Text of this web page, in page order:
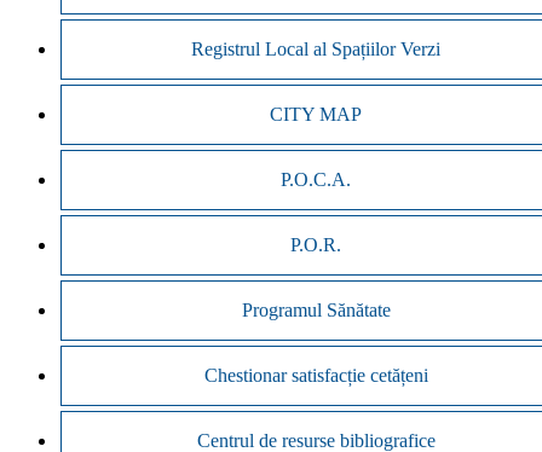
Registrul Local al Spațiilor Verzi
CITY MAP
P.O.C.A.
P.O.R.
Programul Sănătate
Chestionar satisfacție cetățeni
Centrul de resurse bibliografice